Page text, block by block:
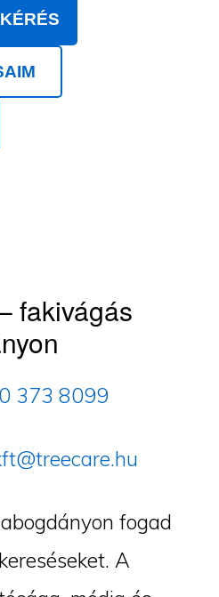
fakivágás
373 8099
fogad
A